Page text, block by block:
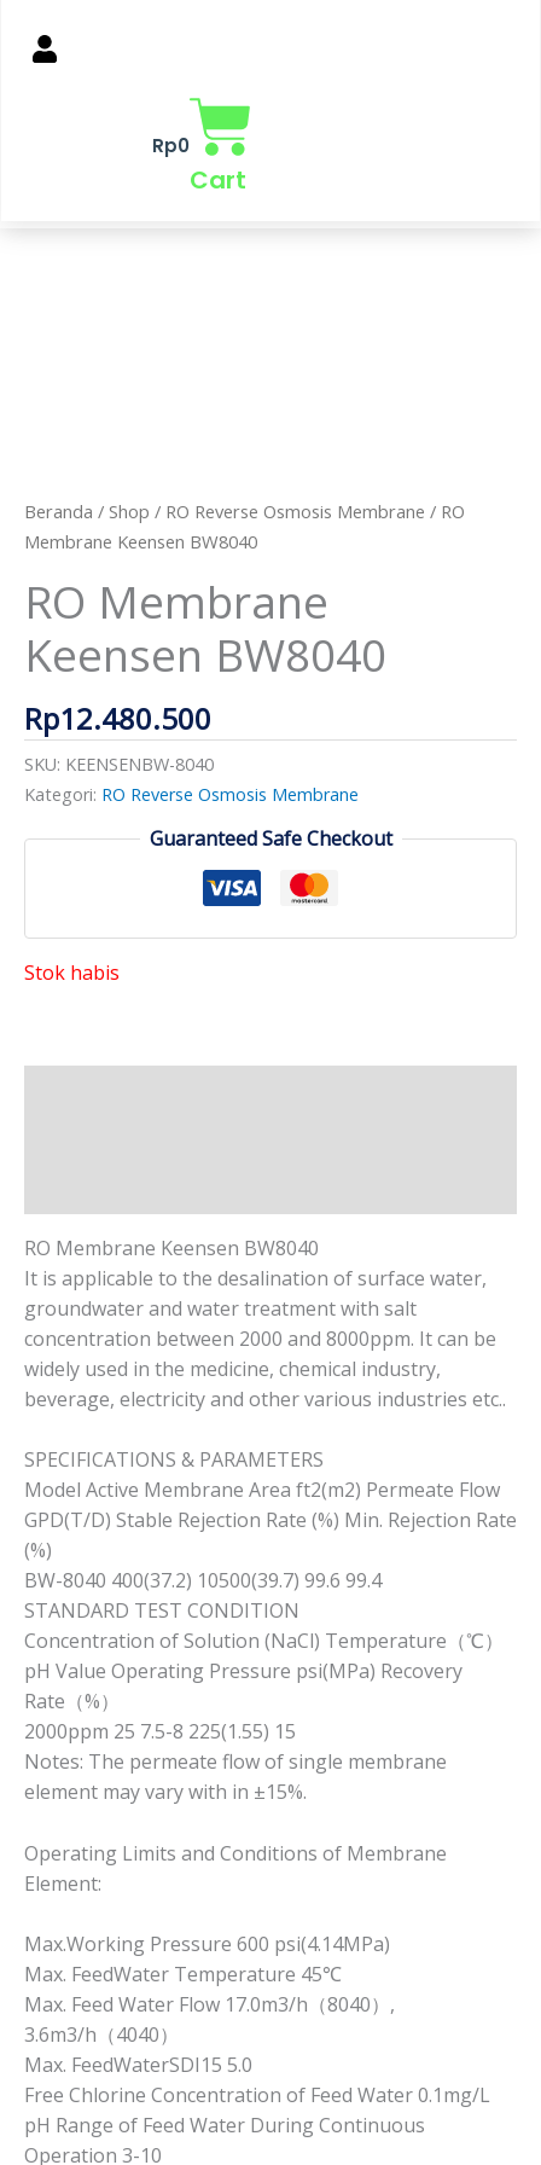
Rp0
Cart
Beranda / Shop / RO Reverse Osmosis Membrane / RO
Membrane Keensen BW8040
RO Membrane
Keensen BW8040
Rp12.480.500
SKU: KEENSENBW-8040
Kategori: RO Reverse Osmosis Membrane
Guaranteed Safe Checkout
Stok habis
RO Membrane Keensen BW8040
It is applicable to the desalination of surface water,
groundwater and water treatment with salt
concentration between 2000 and 8000ppm. It can be
widely used in the medicine, chemical industry,
beverage, electricity and other various industries etc..
SPECIFICATIONS & PARAMETERS
Model Active Membrane Area ft2(m2) Permeate Flow
GPD(T/D) Stable Rejection Rate (%) Min. Rejection Rate
(%)
BW-8040 400(37.2) 10500(39.7) 99.6 99.4
STANDARD TEST CONDITION
Concentration of Solution (NaCl) Temperature（℃）
pH Value Operating Pressure psi(MPa) Recovery
Rate（%）
2000ppm 25 7.5-8 225(1.55) 15
Notes: The permeate flow of single membrane
element may vary with in ±15%.
Operating Limits and Conditions of Membrane
Element:
Max.Working Pressure 600 psi(4.14MPa)
Max. FeedWater Temperature 45℃
Max. Feed Water Flow 17.0m3/h（8040）,
3.6m3/h（4040）
Max. FeedWaterSDI15 5.0
Free Chlorine Concentration of Feed Water 0.1mg/L
pH Range of Feed Water During Continuous
Operation 3-10